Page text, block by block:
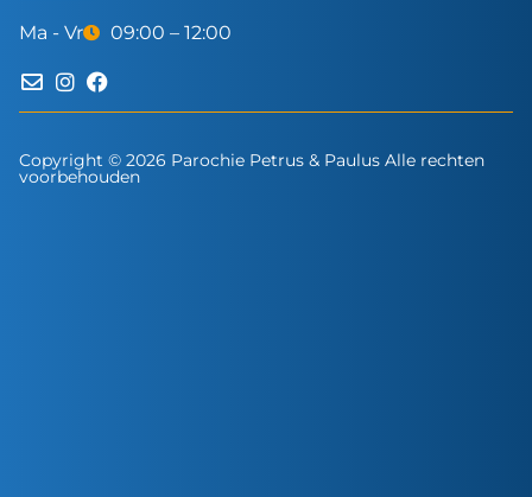
Ma - Vr 09:00 – 12:00
Copyright © 2026 Parochie Petrus & Paulus Alle rechten
voorbehouden